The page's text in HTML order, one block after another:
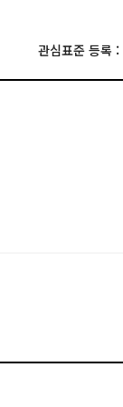
관심표준 등록 :